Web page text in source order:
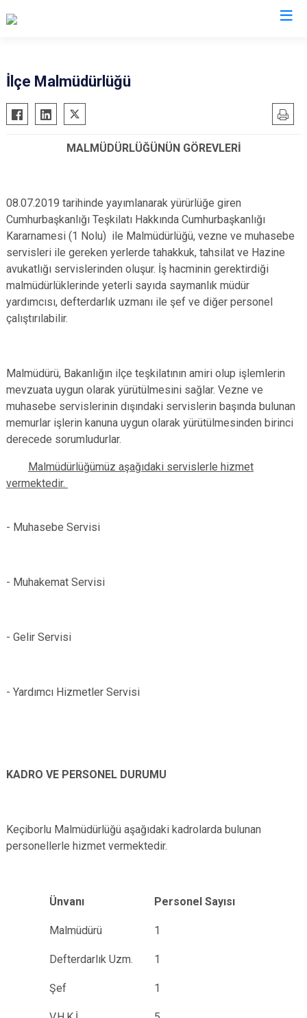
Atabey
Eğirdir
Şarkikaraağaç
Uluborlu
Aksu
İlçe Malmüdürlüğü
MALMÜDÜRLÜĞÜNÜN GÖREVLERİ
08.07.2019 tarihinde yayımlanarak yürürlüğe giren
Cumhurbaşkanlığı Teşkilatı Hakkında Cumhurbaşkanlığı
Kararnamesi (1 Nolu) ile Malmüdürlüğü, vezne ve muhasebe
servisleri ile gereken yerlerde tahakkuk, tahsilat ve Hazine
avukatlığı servislerinden oluşur. İş hacminin gerektirdiği
malmüdürlüklerinde yeterli sayıda saymanlık müdür
yardımcısı, defterdarlık uzmanı ile şef ve diğer personel
çalıştırılabilir.
Malmüdürü, Bakanlığın ilçe teşkilatının amiri olup işlemlerin
mevzuata uygun olarak yürütülmesini sağlar. Vezne ve
muhasebe servislerinin dışındaki servislerin başında bulunan
memurlar işlerin kanuna uygun olarak yürütülmesinden birinci
derecede sorumludurlar.
Malmüdürlüğümüz aşağıdaki servislerle hizmet
vermektedir.
- Muhasebe Servisi
- Muhakemat Servisi
- Gelir Servisi
- Yardımcı Hizmetler Servisi
KADRO VE PERSONEL DURUMU
Keçiborlu Malmüdürlüğü aşağıdaki kadrolarda bulunan
personellerle hizmet vermektedir.
Ünvanı Personel Sayısı
Malmüdürü 1
Defterdarlık Uzm. 1
Şef 1